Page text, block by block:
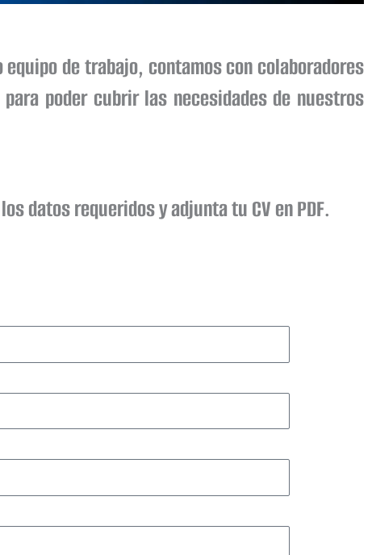
de trabajo, contamos con colaboradores
poder cubrir las necesidades de nuestros
datos requeridos y adjunta tu CV en PDF.